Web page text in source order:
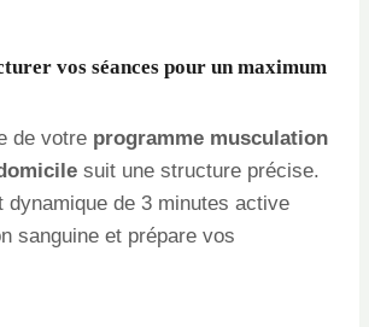
vos séances pour un maximum
de votre programme musculation
suit une structure précise.
dynamique de 3 minutes active
sanguine et prépare vos